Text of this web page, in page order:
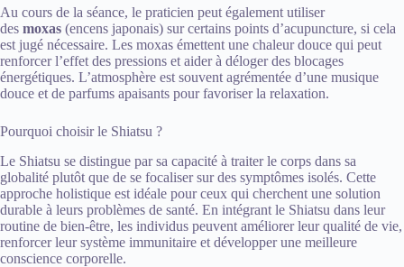
Au cours de la séance, le praticien peut également utiliser
des moxas (encens japonais) sur certains points d’acupuncture, si cela
est jugé nécessaire. Les moxas émettent une chaleur douce qui peut
renforcer l’effet des pressions et aider à déloger des blocages
énergétiques. L’atmosphère est souvent agrémentée d’une musique
douce et de parfums apaisants pour favoriser la relaxation.
Pourquoi choisir le Shiatsu ?
Le Shiatsu se distingue par sa capacité à traiter le corps dans sa
globalité plutôt que de se focaliser sur des symptômes isolés. Cette
approche holistique est idéale pour ceux qui cherchent une solution
durable à leurs problèmes de santé. En intégrant le Shiatsu dans leur
routine de bien-être, les individus peuvent améliorer leur qualité de vie,
renforcer leur système immunitaire et développer une meilleure
conscience corporelle.